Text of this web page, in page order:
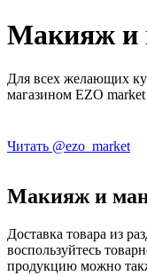
Макияж и
Для всех желающих
магазином EZO
Читать @ezo_market
Макияж и
Доставка товара из
воспользуйтесь
продукцию можно